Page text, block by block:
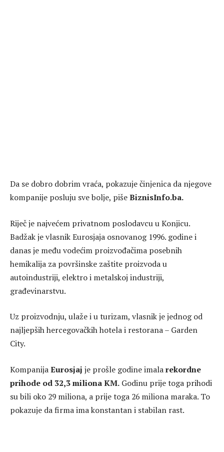
Da se dobro dobrim vraća, pokazuje činjenica da njegove
kompanije posluju sve bolje, pišeBiznisInfo.ba.
Riječ je najvećem privatnom poslodavcu u Konjicu.
Badžak je vlasnik Eurosjaja osnovanog 1996. godine i
danas je među vodećim proizvođačima posebnih
hemikalija za površinske zaštite proizvoda u
autoindustriji, elektro i metalskoj industriji,
građevinarstvu.
Uz proizvodnju, ulaže i u turizam, vlasnik je jednog od
najljepših hercegovačkih hotela i restorana – Garden
City.
KompanijaEurosjaj je prošle godine imalarekordne
prihode od 32,3 miliona KM. Godinu prije toga prihodi
su bili oko 29 miliona, a prije toga 26 miliona maraka. To
pokazuje da firma ima konstantan i stabilan rast.